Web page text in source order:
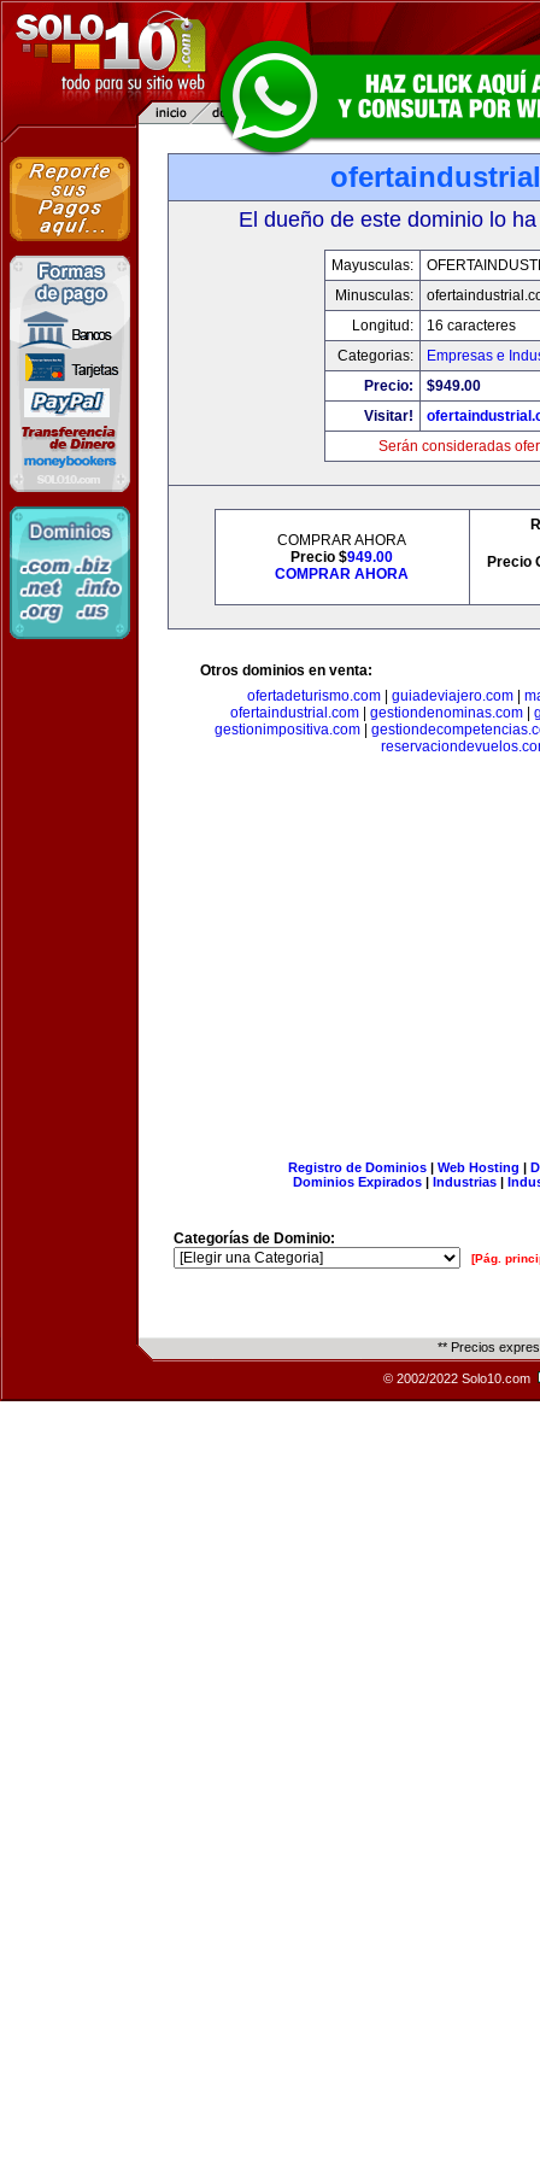
El dueño de este dominio lo
Mayusculas:
Minusculas:
Longitud:
16 caracteres
Categorias:
Empresas e
Precio:
$949.00
Visitar!
Serán consideradas
COMPRAR AHORA
Precio $949.00
COMPRAR AHORA
Precio
Otros dominios en venta:
ofertadeturismo.com| guiadeviajero.com|
ofertaindustrial.com| gestiondenominas.com|
gestionimpositiva.com
Registro de Dominios| Web Hosting |
Dominios Expirados | Industrias |
Categorías de Dominio:
[Pág.
** Precios
© 2002/2022 Solo10.com